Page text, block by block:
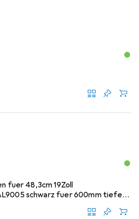
fuer 48,3cm 19Zoll
schwarz fuer 600mm tiefe